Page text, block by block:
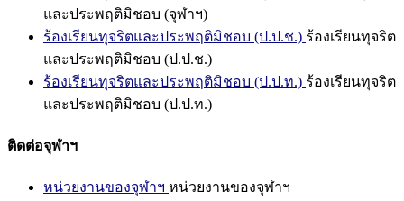
และประพฤติมิชอบ (จุฬาฯ)
ร้องเรียนทุจริตและประพฤติมิชอบ (ป.ป.ช.) ร้องเรียนทุจริต
และประพฤติมิชอบ (ป.ป.ช.)
ร้องเรียนทุจริตและประพฤติมิชอบ (ป.ป.ท.) ร้องเรียนทุจริต
และประพฤติมิชอบ (ป.ป.ท.)
ติดต่อจุฬาฯ
หน่วยงานของจุฬาฯ หน่วยงานของจุฬาฯ